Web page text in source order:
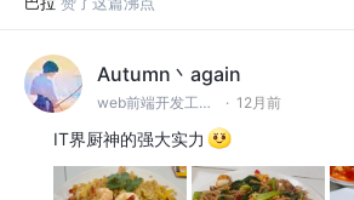
Autumn丶again
web前端开发工程师 · 12月前
IT界厨神的强大实力